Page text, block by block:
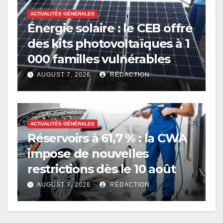
ACTUALITÉS GÉNÉRALES
Énergie solaire : le CEB offre
des kits photovoltaïques à 1
000 familles vulnérables
AUGUST 7, 2026 RÉDACTION
ACTUALITÉS GÉNÉRALES
Réservoirs à 61,7 % : la CWA
impose de nouvelles
restrictions dès le 10 août
AUGUST 7, 2026 RÉDACTION